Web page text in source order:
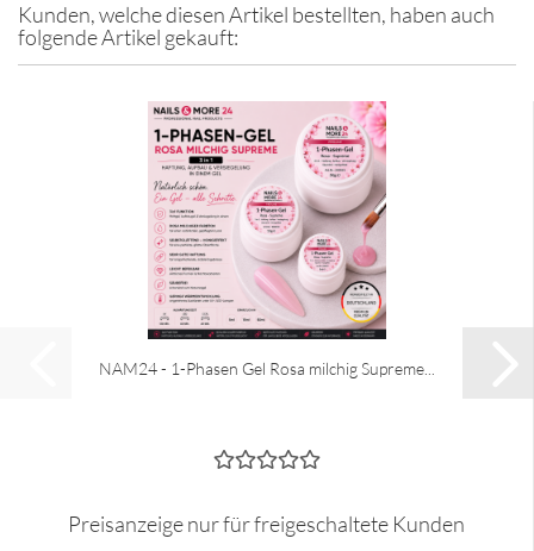
Kunden, welche diesen Artikel bestellten, haben auch
folgende Artikel gekauft:
NAM24 - 1-​Pha­sen Gel Rosa mil­chig Su­pre­me...
Preisanzeige nur für freigeschaltete Kunden